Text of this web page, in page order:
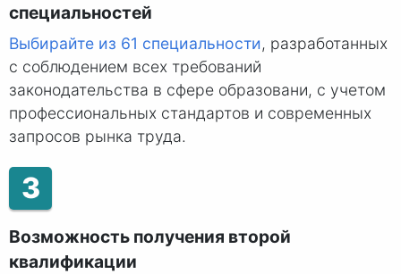
специальностей
Выбирайте из 61 специальности, разработанных
с соблюдением всех требований
законодательства в сфере образовани, с учетом
профессиональных стандартов и современных
запросов рынка труда.
3
Возможность получения второй
квалификации